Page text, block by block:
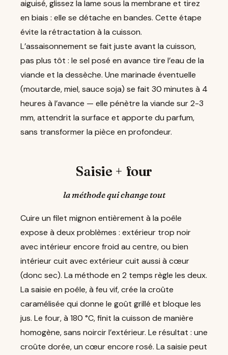
aiguisé, glissez la lame sous la membrane et tirez
en biais : elle se détache en bandes. Cette étape
évite la rétractation à la cuisson.
L’assaisonnement se fait juste avant la cuisson,
pas plus tôt : le sel posé en avance tire l’eau de la
viande et la dessèche. Une marinade éventuelle
(moutarde, miel, sauce soja) se fait 30 minutes à 4
heures à l’avance — elle pénètre la viande sur 2-3
mm, attendrit la surface et apporte du parfum,
sans transformer la pièce en profondeur.
Saisie + four
la méthode qui change tout
Cuire un filet mignon entièrement à la poêle
expose à deux problèmes : extérieur trop noir
avec intérieur encore froid au centre, ou bien
intérieur cuit avec extérieur cuit aussi à cœur
(donc sec). La méthode en 2 temps règle les deux.
La saisie en poêle, à feu vif, crée la croûte
caramélisée qui donne le goût grillé et bloque les
jus. Le four, à 180 °C, finit la cuisson de manière
homogène, sans noircir l’extérieur. Le résultat : une
croûte dorée, un cœur encore rosé. La saisie peut